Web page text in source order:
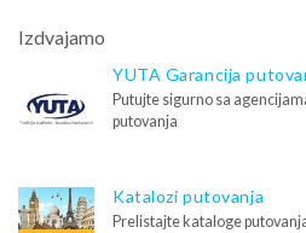
Izdvajamo
YUTA Garancija
Putujte sigurno sa
putovanja
Katalozi putovanja
Prelistajte kataloge